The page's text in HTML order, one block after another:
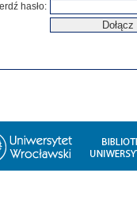
hasło: